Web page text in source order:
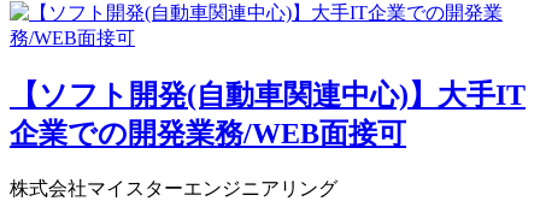
【ソフト開発(自動車関連中心)】大手IT
企業での開発業務/WEB面接可
株式会社マイスターエンジニアリング